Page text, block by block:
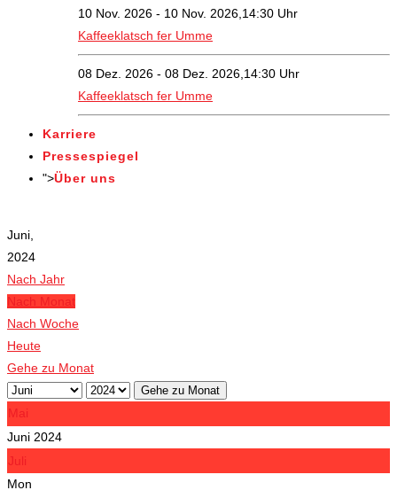
10 Nov. 2026 - 10 Nov. 2026,14:30 Uhr
Kaffeeklatsch fer Umme
08 Dez. 2026 - 08 Dez. 2026,14:30 Uhr
Kaffeeklatsch fer Umme
Karriere
Pressespiegel
">Über uns
Juni,
2024
Nach Jahr
Nach Monat
Nach Woche
Heute
Gehe zu Monat
Gehe zu Monat
Mai
Juni 2024
Juli
Mon